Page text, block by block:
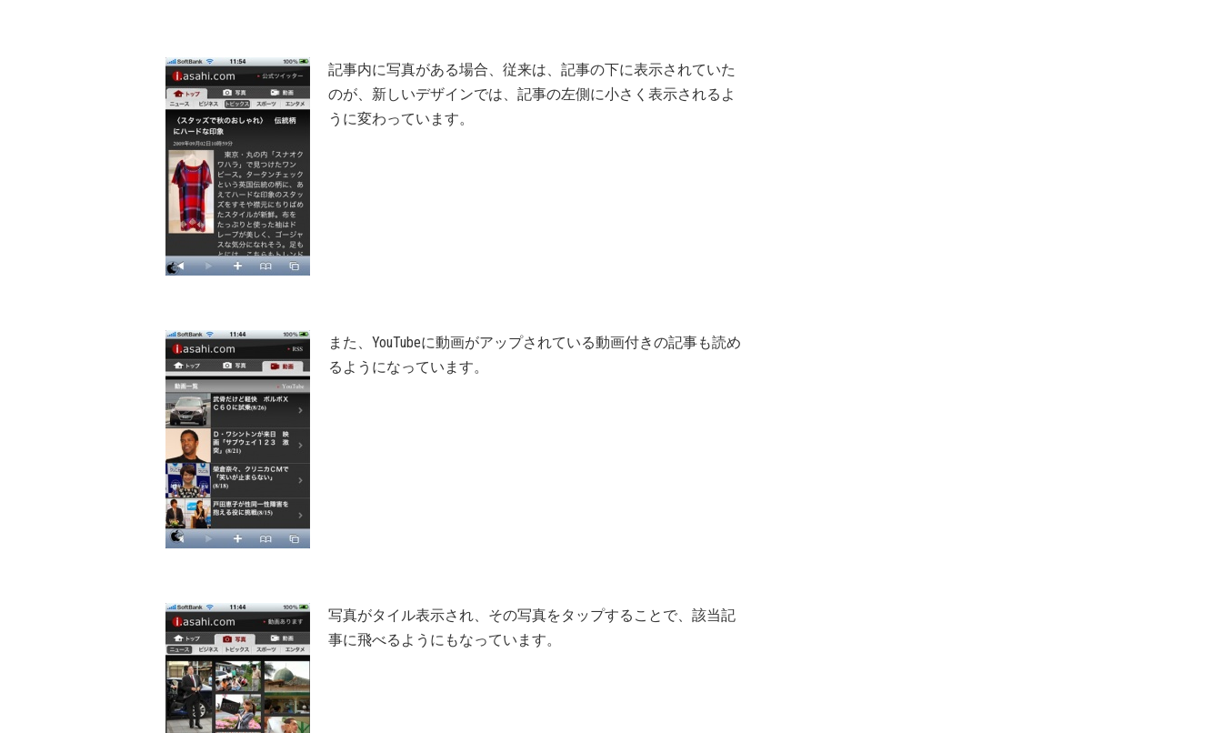
記事内に写真がある場合、従来は、記事の下に表示されていた
のが、新しいデザインでは、記事の左側に小さく表示されるよ
うに変わっています。
また、YouTubeに動画がアップされている動画付きの記事も読め
るようになっています。
写真がタイル表示され、その写真をタップすることで、該当記
事に飛べるようにもなっています。